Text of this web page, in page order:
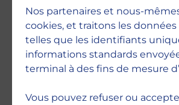
Nos partenaires et nous-
cookies, et traitons les
telles que les identifiants
informations standards
terminal à des fins de mesure
Vous pouvez refuser ou